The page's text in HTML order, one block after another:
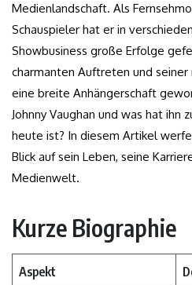
Medienlandschaft. Als
Schauspieler hat er in
Showbusiness große Erfolge
charmanten Auftreten und
eine breite Anhängerschaft
Johnny Vaughan und was hat ihn
heute ist? In diesem Artikel
Blick auf sein Leben, seine
Medienwelt.
Kurze Biographie
Aspekt